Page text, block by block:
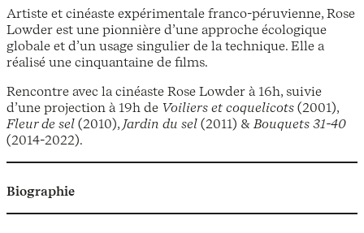
Artiste et cinéaste expérimentale franco-péruvienne, Rose
Lowder est une pionnière d’une approche écologique
globale et d’un usage singulier de la technique. Elle a
réalisé une cinquantaine de films.
Rencontre avec la cinéaste Rose Lowder à 16h, suivie
d’une projection à 19h de Voiliers et coquelicots (2001),
Fleur de sel (2010), Jardin du sel (2011) &Bouquets 31-40
(2014-2022).
Biographie